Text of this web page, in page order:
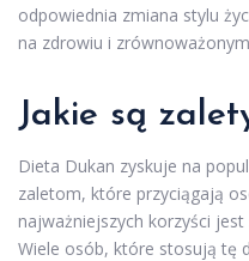
odpowiednia zmiana stylu
na zdrowiu i
Jakie są
Dieta Dukan zyskuje na
zaletom, które przyciągają
najważniejszych korzyści
Wiele osób, które stosują tę